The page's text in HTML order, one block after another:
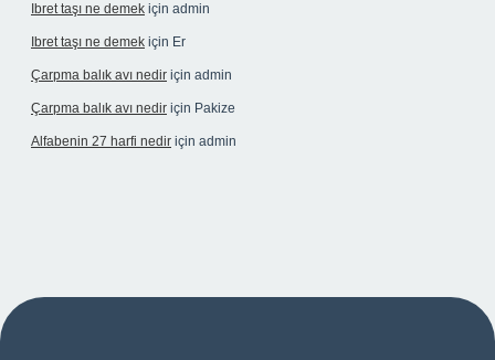
Ibret taşı ne demek için admin
Ibret taşı ne demek için Er
Çarpma balık avı nedir için admin
Çarpma balık avı nedir için Pakize
Alfabenin 27 harfi nedir için admin